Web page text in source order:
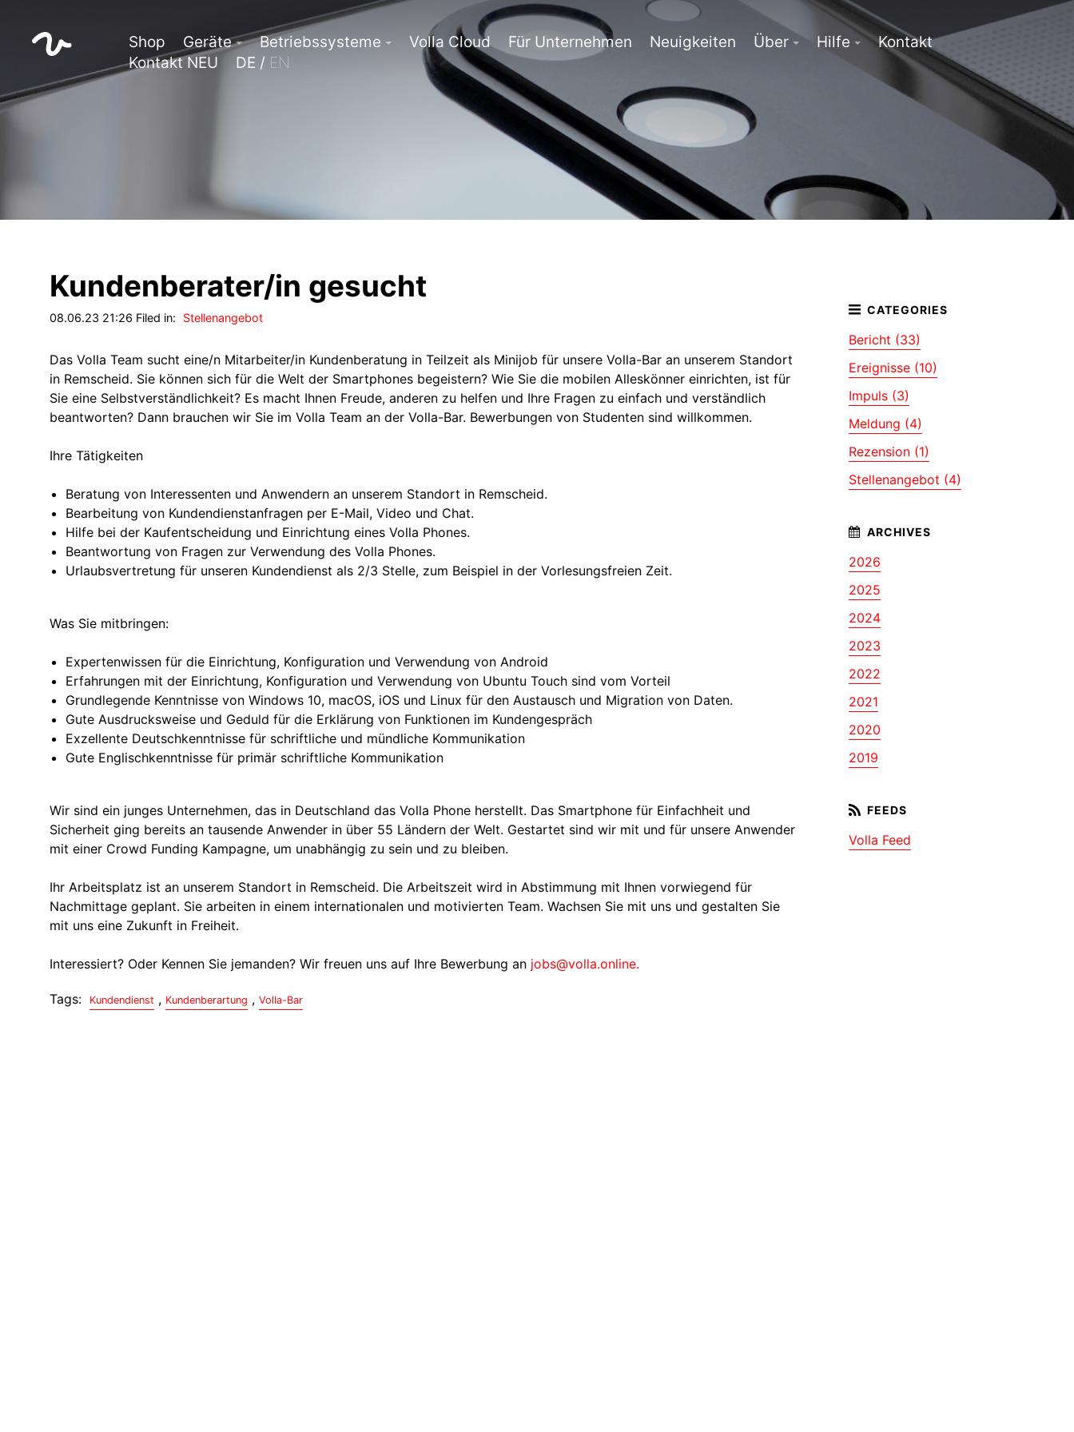
Shop Geräte Betriebssysteme Volla Cloud Für Unternehmen Neuigkeiten Über Hilfe
Kontakt
Kontakt NEU
DE / EN
Kundenberater/in gesucht
08.06.23 21:26 Filed in: Stellenangebot
Das Volla Team sucht eine/n Mitarbeiter/in Kundenberatung in Teilzeit als Minijob für unsere Volla-Bar an unserem Standort
in Remscheid. Sie können sich für die Welt der Smartphones begeistern? Wie Sie die mobilen Alleskönner einrichten, ist für
Sie eine Selbstverständlichkeit? Es macht Ihnen Freude, anderen zu helfen und Ihre Fragen zu einfach und verständlich
beantworten? Dann brauchen wir Sie im Volla Team an der Volla-Bar. Bewerbungen von Studenten sind willkommen.
Ihre Tätigkeiten
Beratung von Interessenten und Anwendern an unserem Standort in Remscheid.
Bearbeitung von Kundendienstanfragen per E-Mail, Video und Chat.
Hilfe bei der Kaufentscheidung und Einrichtung eines Volla Phones.
Beantwortung von Fragen zur Verwendung des Volla Phones.
Urlaubsvertretung für unseren Kundendienst als 2/3 Stelle, zum Beispiel in der Vorlesungsfreien Zeit.
Was Sie mitbringen:
Expertenwissen für die Einrichtung, Konfiguration und Verwendung von Android
Erfahrungen mit der Einrichtung, Konfiguration und Verwendung von Ubuntu Touch sind vom Vorteil
Grundlegende Kenntnisse von Windows 10, macOS, iOS und Linux für den Austausch und Migration von Daten.
Gute Ausdrucksweise und Geduld für die Erklärung von Funktionen im Kundengespräch
Exzellente Deutschkenntnisse für schriftliche und mündliche Kommunikation
Gute Englischkenntnisse für primär schriftliche Kommunikation
Wir sind ein junges Unternehmen, das in Deutschland das Volla Phone herstellt. Das Smartphone für Einfachheit und
Sicherheit ging bereits an tausende Anwender in über 55 Ländern der Welt. Gestartet sind wir mit und für unsere Anwender
mit einer Crowd Funding Kampagne, um unabhängig zu sein und zu bleiben.
Ihr Arbeitsplatz ist an unserem Standort in Remscheid. Die Arbeitszeit wird in Abstimmung mit Ihnen vorwiegend für
Nachmittage geplant. Sie arbeiten in einem internationalen und motivierten Team. Wachsen Sie mit uns und gestalten Sie
mit uns eine Zukunft in Freiheit.
Interessiert? Oder Kennen Sie jemanden? Wir freuen uns auf Ihre Bewerbung an jobs@volla.online.
Tags: Kundendienst , Kundenberartung , Volla-Bar
Bericht (33)
Ereignisse (10)
Impuls (3)
Meldung (4)
Rezension (1)
Stellenangebot (4)
2026
2025
2024
2023
2022
2021
2020
2019
Volla Feed